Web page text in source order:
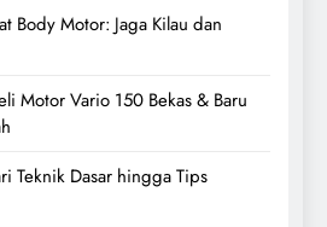
Body Motor: Jaga Kilau dan
Motor Vario 150 Bekas & Baru
Teknik Dasar hingga Tips